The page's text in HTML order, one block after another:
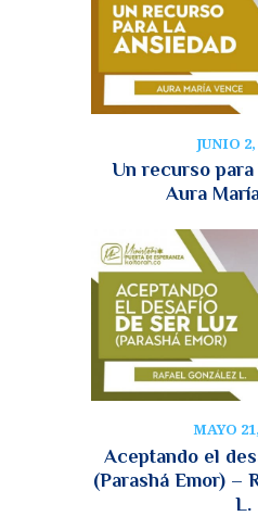
JUNIO 2,
Un recurso
Aura
MAYO
Aceptando el
(Parashá Emor) –
L.